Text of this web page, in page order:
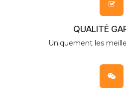
QUALITÉ
Uniquement les